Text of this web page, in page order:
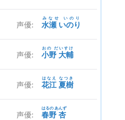
声優: 水瀬 いのり
みなせ いのり
声優: 小野 大輔
おの だいすけ
声優: 花江 夏樹
はなえ なつき
声優: 春野 杏
はるの あんず